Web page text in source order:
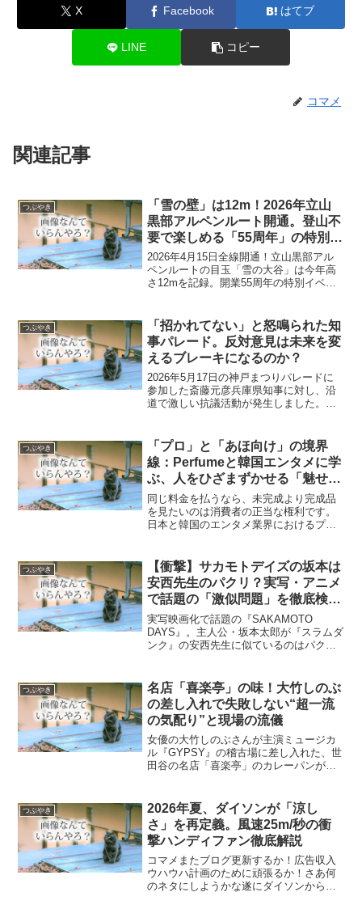
X Facebook はてブ
LINE コピー
コマメ
関連記事
つぶやき
「雪の壁」は12m！2026年立山
黒部アルペンルート開通。登山不
要で楽しめる「55周年」の特別な
春を徹底解説！
2026年4月15日全線開通！立山黒部アル
ペンルートの目玉「雪の大谷」は今年高
さ12mを記録。開業55周年の特別イベン
ろを凝縮して解説します。
つぶやき
「招かれてない」と怒鳴られた知
事パレード。反対意見は未来を変
えるブレーキになるのか？
2026年5月17日の神戸まつりパレードに
参加した斎藤元彦兵庫県知事に対し、沿
道で激しい抗議活動が発生しました。内
必要なのか。対話形式でわかりやすく解
説します。
つぶやき
「プロ」と「あほ向け」の境界
線：Perfumeと韓国エンタメに学
ぶ、人をひざまずかせる「魅せ
る」執念
同じ料金を払うなら、未完成より完成品
を見たいのは消費者の正当な権利です。
日本と韓国のエンタメ業界におけるプロ
ルフプロデュース」の極意を、ブログ運
営の視点から鋭く分析します。
つぶやき
【衝撃】サカモトデイズの坂本は
安西先生のパクリ？実写・アニメ
で話題の「激似問題」を徹底検
証！
実写映画化で話題の『SAKAMOTO
DAYS』。主人公・坂本太郎が『スラムダ
ンク』の安西先生に似ているのはパクリ
アニメ版との違いなど、ファンが気にな
る情報を網羅しました。
つぶやき
名店「喜楽亭」の味！大竹しのぶ
の差し入れで失敗しない“超一流
の気配り”と現場の流儀
女優の大竹しのぶさんが主演ミュージカ
ル『GYPSY』の稽古場に差し入れた、世
田谷の名店「喜楽亭」のカレーパンが
エピソードや、プロが現場に「カレーパ
ン」を選ぶ論理的な理由まで徹底解説し
ます。
つぶやき
2026年夏、ダイソンが「涼し
さ」を再定義。風速25m/秒の衝
撃ハンディファン徹底解説
コマメまたブログ更新するか！広告収入
ウハウハ計画のために頑張るか！さあ何
のネタにしようかな遂にダイソンから、